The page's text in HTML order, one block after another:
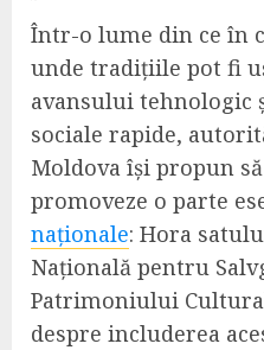
Într-o lume din ce în
unde tradițiile pot fi
avansului tehnologic
sociale rapide,
Moldova își propun
promoveze o parte
naționale: Hora
Națională pentru
Patrimoniului
despre includerea